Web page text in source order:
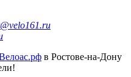
в Ростове-на-Дону